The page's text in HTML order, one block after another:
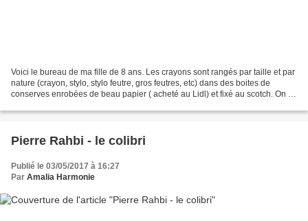
Voici le bureau de ma fille de 8 ans. Les crayons sont rangés par taille et par
nature (crayon, stylo, stylo feutre, gros feutres, etc) dans des boites de
conserves enrobées de beau papier ( acheté au Lidl) et fixé au scotch. On a
Pierre Rahbi - le colibri
Publié le 03/05/2017 à 16:27
Par Amalia Harmonie